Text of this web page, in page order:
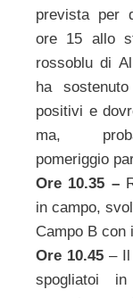
prevista per
ore 15 allo
rossoblu di
ha
positivi e
ma,
pomeriggio
Ore 10.35 –
in campo,
Campo B con
Ore 10.45– Il
spogliatoi